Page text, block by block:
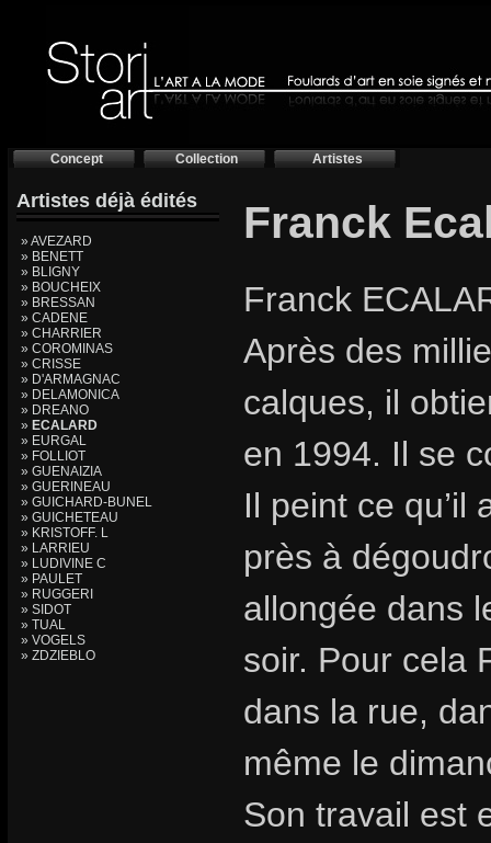
Concept Collection Artistes
Artistes déjà édités
» AVEZARD
» BENETT
» BLIGNY
» BOUCHEIX
» BRESSAN
» CADENE
» CHARRIER
» COROMINAS
» CRISSE
» D'ARMAGNAC
» DELAMONICA
» DREANO
» ECALARD
» EURGAL
» FOLLIOT
» GUENAIZIA
» GUERINEAU
» GUICHARD-BUNEL
» GUICHETEAU
» KRISTOFF. L
» LARRIEU
» LUDIVINE C
» PAULET
» RUGGERI
» SIDOT
» TUAL
» VOGELS
» ZDZIEBLO
Franck
Franck
Après des
calques, il
en 1994. Il se
Il peint ce qu’il
près à
allongée dans
soir. Pour cela
dans la rue,
même le
Son travail est